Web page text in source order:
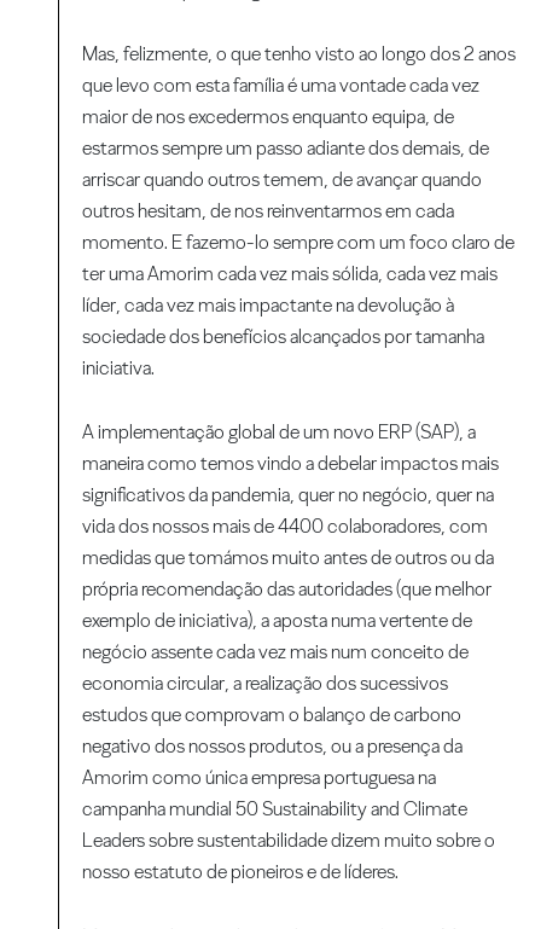
Mas, felizmente, o que tenho visto ao longo dos 2 anos
que levo com esta família é uma vontade cada vez
maior de nos excedermos enquanto equipa, de
estarmos sempre um passo adiante dos demais, de
arriscar quando outros temem, de avançar quando
outros hesitam, de nos reinventarmos em cada
momento. E fazemo-lo sempre com um foco claro de
ter uma Amorim cada vez mais sólida, cada vez mais
líder, cada vez mais impactante na devolução à
sociedade dos benefícios alcançados por tamanha
iniciativa.
A implementação global de um novo ERP (SAP), a
maneira como temos vindo a debelar impactos mais
significativos da pandemia, quer no negócio, quer na
vida dos nossos mais de 4400 colaboradores, com
medidas que tomámos muito antes de outros ou da
própria recomendação das autoridades (que melhor
exemplo de iniciativa), a aposta numa vertente de
negócio assente cada vez mais num conceito de
economia circular, a realização dos sucessivos
estudos que comprovam o balanço de carbono
negativo dos nossos produtos, ou a presença da
Amorim como única empresa portuguesa na
campanha mundial 50 Sustainability and Climate
Leaders sobre sustentabilidade dizem muito sobre o
nosso estatuto de pioneiros e de líderes.